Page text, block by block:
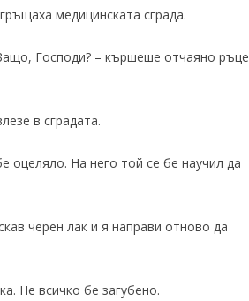
медицинската сграда.
Господи? – кършеше отчаяно ръце
в сградата.
На него той се бе научил да
черен лак и я направи отново да
Не всичко бе загубено.